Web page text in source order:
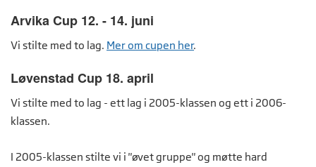
Arvika Cup 12. - 14. juni
Vi stilte med to lag. Mer om cupen her.
Løvenstad Cup 18. april
Vi stilte med to lag - ett lag i 2005-klassen og ett i 2006-
klassen.
I 2005-klassen stilte vi i "øvet gruppe" og møtte hard